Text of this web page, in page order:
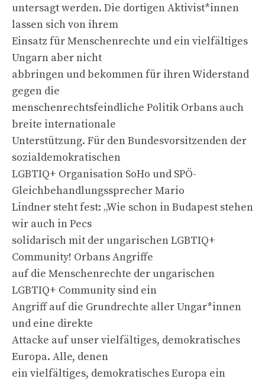
untersagt werden. Die dortigen Aktivist*innen
lassen sich von ihrem
Einsatz für Menschenrechte und ein vielfältiges
Ungarn aber nicht
abbringen und bekommen für ihren Widerstand
gegen die
menschenrechtsfeindliche Politik Orbans auch
breite internationale
Unterstützung. Für den Bundesvorsitzenden der
sozialdemokratischen
LGBTIQ+ Organisation SoHo und SPÖ-
Gleichbehandlungssprecher Mario
Lindner steht fest: „Wie schon in Budapest stehen
wir auch in Pecs
solidarisch mit der ungarischen LGBTIQ+
Community! Orbans Angriffe
auf die Menschenrechte der ungarischen
LGBTIQ+ Community sind ein
Angriff auf die Grundrechte aller Ungar*innen
und eine direkte
Attacke auf unser vielfältiges, demokratisches
Europa. Alle, denen
ein vielfältiges, demokratisches Europa ein